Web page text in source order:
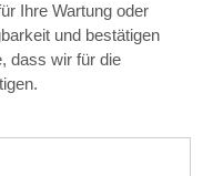
Ihre Wartung oder
und bestätigen
dass wir für die